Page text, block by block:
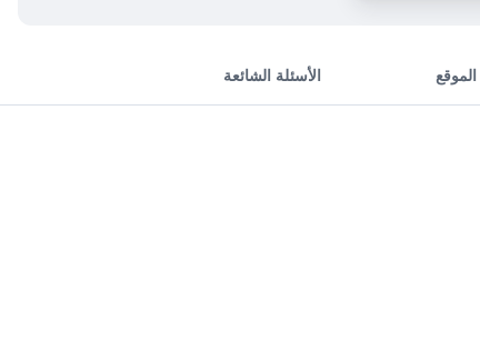
الموقع الأسئلة الشائعة